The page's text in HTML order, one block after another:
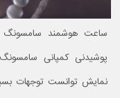
پوشیدنی کمپانی
نمایش توانست توجهات